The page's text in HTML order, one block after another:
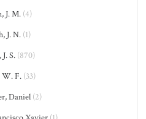
J. M. (4)
J. N. (1)
S.(870)
W. F. (33)
Daniel(2)